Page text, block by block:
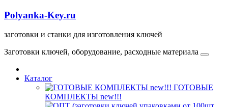
Polyanka-Key.ru
заготовки и станки для изготовления ключей
Заготовки ключей, оборудование, расходные материала
Каталог
ГОТОВЫЕ
КОМПЛЕКТЫ new!!!